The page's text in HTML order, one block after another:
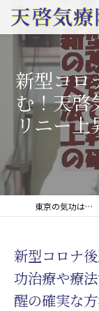
新型コロ
む！天啓
リニー上
東京の気功は天啓気療院(天啓気功療法治療院)
新型コロナ
功治療や療
醒の確実な